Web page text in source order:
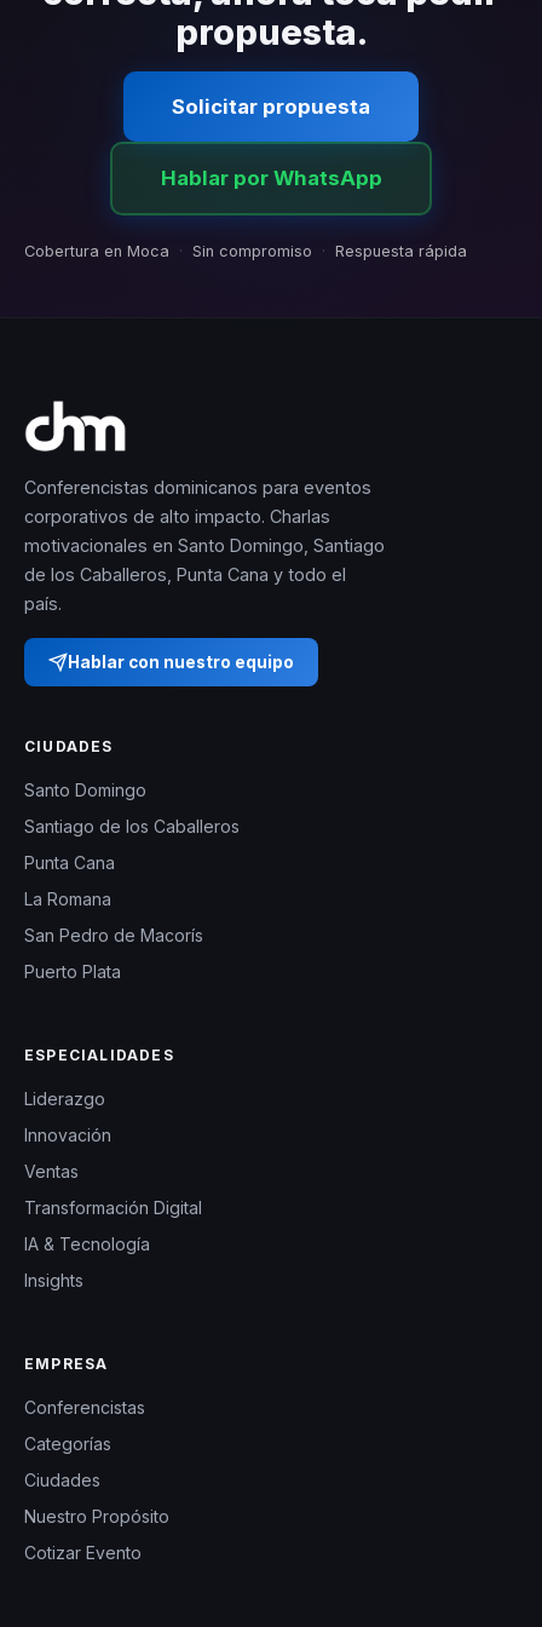
propuesta.
Solicitar propuesta
Hablar por WhatsApp
Cobertura en Moca · Sin compromiso · Respuesta rápida
Conferencistas dominicanos para eventos
corporativos de alto impacto. Charlas
motivacionales en Santo Domingo, Santiago
de los Caballeros, Punta Cana y todo el
país.
Hablar con nuestro equipo
CIUDADES
Santo Domingo
Santiago de los Caballeros
Punta Cana
La Romana
San Pedro de Macorís
Puerto Plata
ESPECIALIDADES
Liderazgo
Innovación
Ventas
Transformación Digital
IA & Tecnología
Insights
EMPRESA
Conferencistas
Categorías
Ciudades
Nuestro Propósito
Cotizar Evento